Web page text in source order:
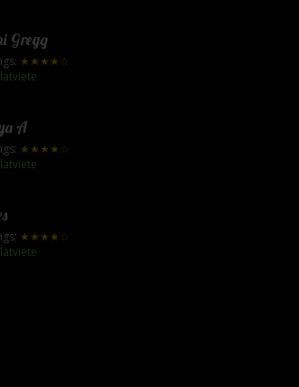
Gregg
★★★★☆
A
★★★★☆
★★★★☆